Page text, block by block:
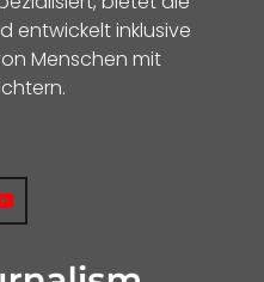
entwickelt inklusive
Menschen mit